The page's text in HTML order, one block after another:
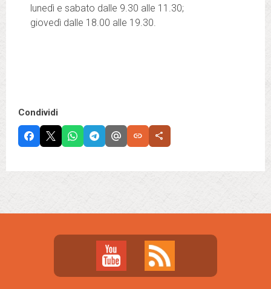
lunedì e sabato dalle 9.30 alle 11.30;
giovedì dalle 18.00 alle 19.30.
Condividi
link share